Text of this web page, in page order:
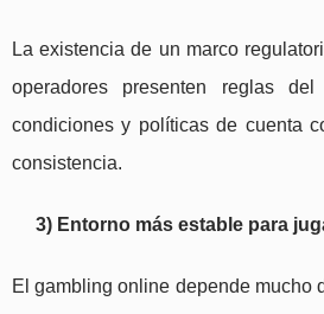
La existencia de un marco
operadores presenten reglas
condiciones y políticas de cuenta
consistencia.
3) Entorno más estable para
El gambling online depende mucho